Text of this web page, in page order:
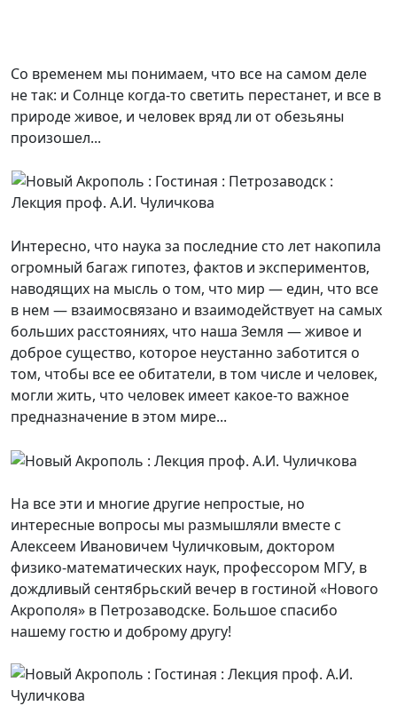
Со временем мы понимаем, что все на самом деле
не так: и Солнце когда-то светить перестанет, и все в
природе живое, и человек вряд ли от обезьяны
произошел...
Интересно, что наука за последние сто лет накопила
огромный багаж гипотез, фактов и экспериментов,
наводящих на мысль о том, что мир — един, что все
в нем — взаимосвязано и взаимодействует на самых
больших расстояниях, что наша Земля — живое и
доброе существо, которое неустанно заботится о
том, чтобы все ее обитатели, в том числе и человек,
могли жить, что человек имеет какое-то важное
предназначение в этом мире...
На все эти и многие другие непростые, но
интересные вопросы мы размышляли вместе с
Алексеем Ивановичем Чуличковым, доктором
физико-математических наук, профессором МГУ, в
дождливый сентябрьский вечер в гостиной «Нового
Акрополя» в Петрозаводске. Большое спасибо
нашему гостю и доброму другу!